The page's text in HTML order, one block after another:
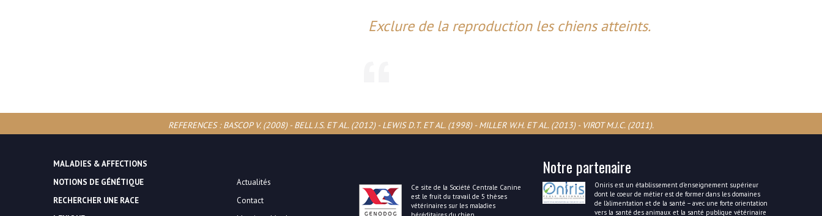
Exclure de la reproduction les chiens atteints.
REFERENCES : BASCOP V. (2008) - BELL J.S. ET AL. (2012) - LEWIS D.T. ET AL. (1998) - MILLER W.H. ET AL. (2013) - VIROT M.J.C. (2011).
MALADIES & AFFECTIONS
NOTIONS DE GÉNÉTIQUE
RECHERCHER UNE RACE
Actualités
Contact
Ce site de la Société Centrale Canine
est le fruit du travail de 5 thèses
vétérinaires sur les maladies
Notre partenaire
Oniris est un établissement d’enseignement supérieur
dont le coeur de métier est de former dans les domaines
de l’alimentation et de la santé – avec une forte orientation
vers la santé des animaux et la santé publique vétérinaire